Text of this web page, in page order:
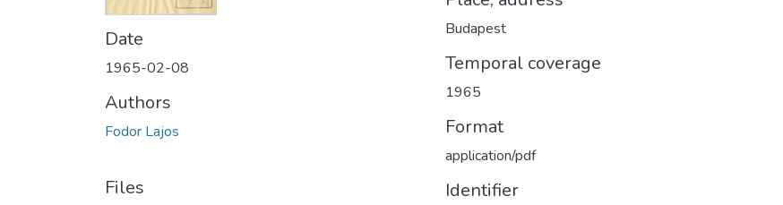
Date
1965-02-08
Authors
Fodor Lajos
Files
Budapest
Temporal coverage
1965
Format
application/pdf
Identifier